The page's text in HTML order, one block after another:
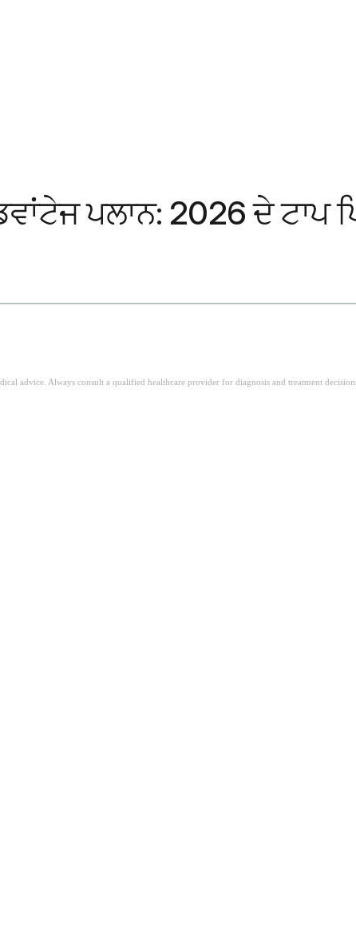
ਪਲਾਨ: 2026 ਦੇ ਟਾਪ
advice. Always consult a qualified healthcare provider for diagnosis and treatment